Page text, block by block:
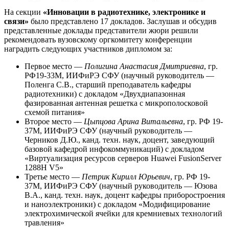
На секции «Инновации в радиотехнике, электронике и
связи» было представлено 17 докладов. Заслушав и обсудив
представленные доклады представители жюри решили
рекомендовать вузовскому оргкомитету конференции
наградить следующих участников дипломом за:
Первое место — Полигина Анастасия Дмитриевна, гр.
РФ19-33М, ИИФиРЭ СФУ (научный руководитель —
Поленга С.В., старший преподаватель кафедры
радиотехники) с докладом «Двухдиапазонная
фазированная антенная решетка с микрополосковой
схемой питания»
Второе место — Цыпцова Арина Витальевна, гр. РФ 19-
37М, ИИФиРЭ СФУ (научный руководитель —
Черников Д.Ю., канд. техн. наук, доцент, заведующий
базовой кафедрой инфокоммуникаций) с докладом
«Виртуализация ресурсов серверов Huawei FusionServer
1288H V5»
Третье место — Петрик Кирилл Юрьевич, гр. РФ 19-
37М, ИИФиРЭ СФУ (научный руководитель — Юзова
В.А., канд. техн. наук, доцент кафедры приборостроения
и наноэлектроники) с докладом «Модифицирование
электрохимической ячейки для кремниевых технологий
травления»